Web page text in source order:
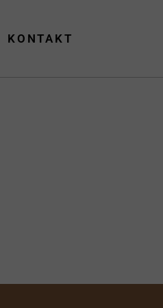
KONTAKT